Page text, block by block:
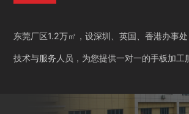
东莞厂区1.2万㎡，设深圳、英国、香港办事
技术与服务人员，为您提供一对一的手板加工